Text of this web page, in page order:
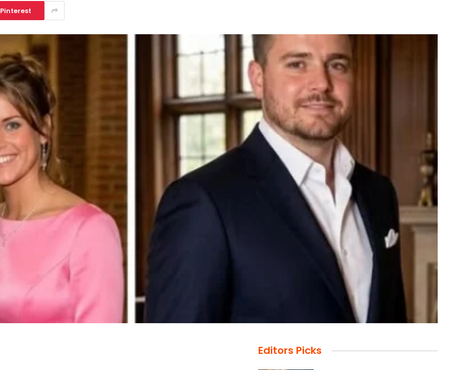
Pinterest
Editors Picks